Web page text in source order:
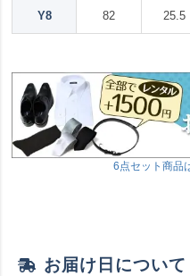
Y8 82 25.5
6点セット商品
お届け日について